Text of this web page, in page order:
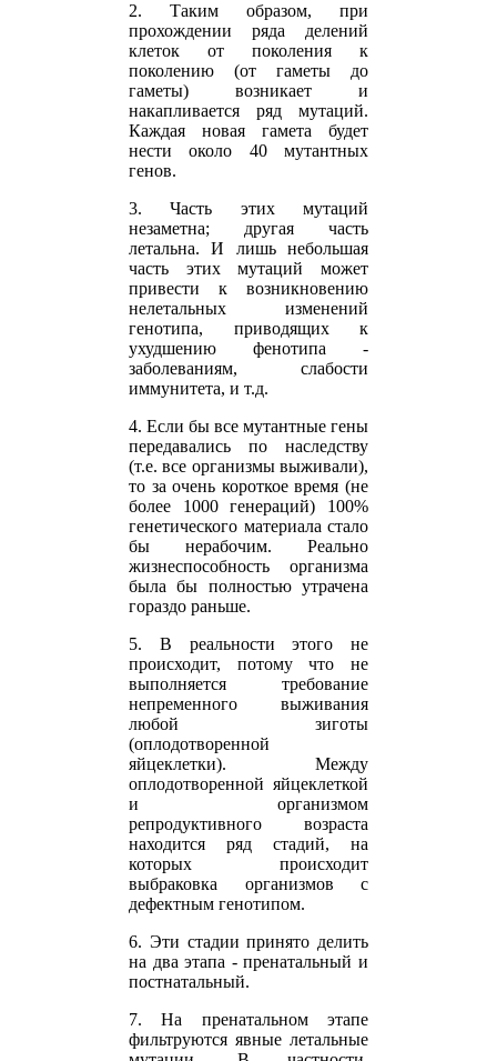
2. Таким образом, при
прохождении ряда делений
клеток от поколения к
поколению (от гаметы до
гаметы) возникает и
накапливается ряд мутаций.
Каждая новая гамета будет
нести около 40 мутантных
генов.
3. Часть этих мутаций
незаметна; другая часть
летальна. И лишь небольшая
часть этих мутаций может
привести к возникновению
нелетальных изменений
генотипа, приводящих к
ухудшению фенотипа -
заболеваниям, слабости
иммунитета, и т.д.
4. Если бы все мутантные гены
передавались по наследству
(т.е. все организмы выживали),
то за очень короткое время (не
более 1000 генераций) 100%
генетического материала стало
бы нерабочим. Реально
жизнеспособность организма
была бы полностью утрачена
гораздо раньше.
5. В реальности этого не
происходит, потому что не
выполняется требование
непременного выживания
любой зиготы
(оплодотворенной
яйцеклетки). Между
оплодотворенной яйцеклеткой
и организмом
репродуктивного возраста
находится ряд стадий, на
которых происходит
выбраковка организмов с
дефектным генотипом.
6. Эти стадии принято делить
на два этапа - пренатальный и
постнатальный.
7. На пренатальном этапе
фильтруются явные летальные